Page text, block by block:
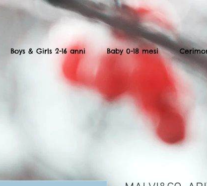
Boys & Girls 2-16 anni Baby 0-18 mesi